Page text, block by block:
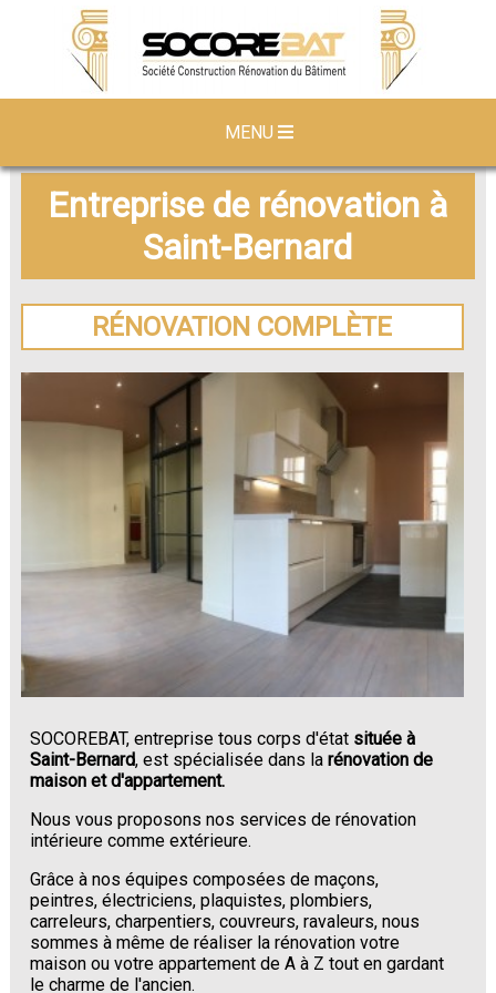
MENU
Entreprise de rénovation à
Saint-Bernard
RÉNOVATION COMPLÈTE
SOCOREBAT, entreprise tous corps d'état située à
Saint-Bernard, est spécialisée dans larénovation de
maison et d'appartement.
Nous vous proposons nos services de rénovation
intérieure comme extérieure.
Grâce à nos équipes composées de maçons,
peintres, électriciens, plaquistes, plombiers,
carreleurs, charpentiers, couvreurs, ravaleurs, nous
sommes à même de réaliser la rénovation votre
maison ou votre appartement de A à Z tout en gardant
le charme de l'ancien.